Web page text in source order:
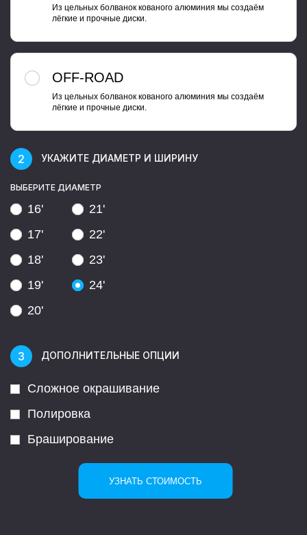
Из цельных болванок кованого алюминия мы создаём
лёгкие и прочные диски.
OFF-ROAD
Из цельных болванок кованого алюминия мы создаём
лёгкие и прочные диски.
УКАЖИТЕ ДИАМЕТР И ШИРИНУ
ВЫБЕРИТЕ ДИАМЕТР
16'
17'
18'
19'
20'
21'
22'
23'
24'
ДОПОЛНИТЕЛЬНЫЕ ОПЦИИ
Сложное окрашивание
Полировка
Браширование